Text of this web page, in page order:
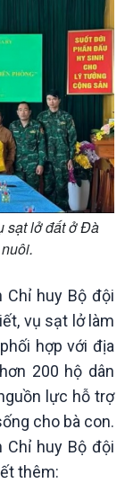
đảo Việt
Công nghệ
& Công nghệ
nghệ
với biến đổi
sạt lở đất ở Đà
Chỉ huy Bộ đội
vụ sạt lở làm
hợp với địa
200 hộ dân
lực hỗ trợ
cho bà con.
Chỉ huy Bộ đội
thêm: